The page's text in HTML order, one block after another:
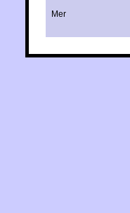
Mer